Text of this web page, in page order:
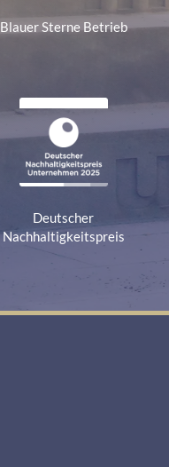
Blauer Sterne Betrieb
Deutscher
Nachhaltigkeitspreis